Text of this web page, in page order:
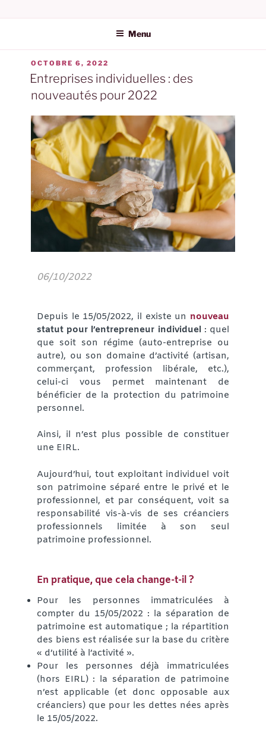
AUGEFI | AUDIT ET
EXPERTISE COMPTABLE
DANS L'HÉRAULT
Menu
OCTOBRE 6, 2022
Entreprises individuelles : des
nouveautés pour 2022
06/10/2022
Depuis le 15/05/2022, il existe un nouveau
statut pour l’entrepreneur individuel : quel
que soit son régime (auto-entreprise ou
autre), ou son domaine d’activité (artisan,
commerçant, profession libérale, etc.),
celui-ci vous permet maintenant de
bénéficier de la protection du patrimoine
personnel.
Ainsi, il n’est plus possible de constituer
une EIRL.
Aujourd’hui, tout exploitant individuel voit
son patrimoine séparé entre le privé et le
professionnel, et par conséquent, voit sa
responsabilité vis-à-vis de ses créanciers
professionnels limitée à son seul
patrimoine professionnel.
En pratique, que cela change-t-il ?
Pour les personnes immatriculées à
compter du 15/05/2022 : la séparation de
patrimoine est automatique ; la répartition
des biens est réalisée sur la base du critère
« d’utilité à l’activité ».
Pour les personnes déjà immatriculées
(hors EIRL) : la séparation de patrimoine
n’est applicable (et donc opposable aux
créanciers) que pour les dettes nées après
le 15/05/2022.